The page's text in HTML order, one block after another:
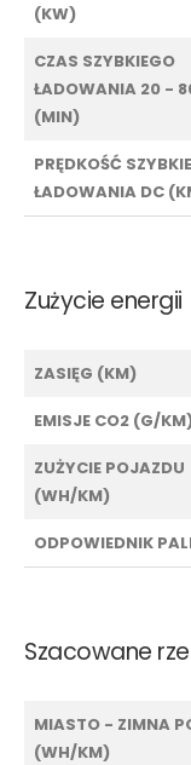
(KW)
CZAS SZYBKIEGO
ŁADOWANIA 20 -
(MIN)
PRĘDKOŚĆ
ŁADOWANIA DC
Zużycie energii
ZASIĘG (KM)
EMISJE CO2 (G/
ZUŻYCIE POJAZDU
(WH/KM)
ODPOWIEDNIK
Szacowane
MIASTO - ZIMNA
(WH/KM)